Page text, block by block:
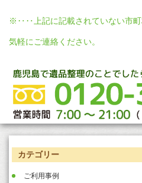
※‥‥上記に記載されていない市町
気軽にご連絡ください。
カテゴリー
ご利用事例